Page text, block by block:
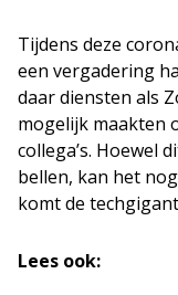
Tijdens deze
een vergadering
daar diensten als
mogelijk maakten
collega’s. Hoewel
bellen, kan het nog
komt de
Lees ook: